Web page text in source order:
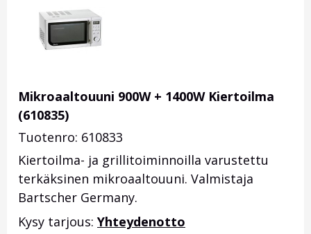
Mikroaaltouuni 900W + 1400W Kiertoilma
(610835)
Tuotenro: 610833
Kiertoilma- ja grillitoiminnoilla varustettu
terkäksinen mikroaaltouuni. Valmistaja
Bartscher Germany.
Kysy tarjous: Yhteydenotto